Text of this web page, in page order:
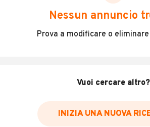
scegliere in modo trasparente e
Incidenti in cui è stato coinvolto il
Data e luogo delle revisioni
Inserisci il numero di targa per
Nessun annuncio
Prova a modificare o
Vuoi cercare altro?
INIZIA UNA NUOVA